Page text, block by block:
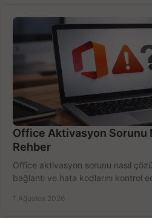
Office Aktivasyon Sorunu
Rehber
Office aktivasyon sorunu nasıl
bağlantı ve hata kodlarını kontrol
1 Ağustos 2026